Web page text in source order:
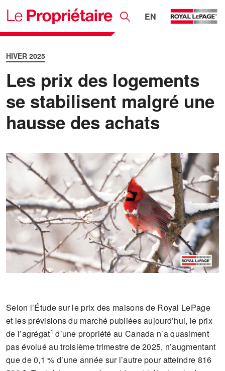
EN
HIVER 2025
Les prix des logements
se stabilisent malgré une
hausse des achats
Selon l’Étude sur le prix des maisons de Royal LePage
et les prévisions du marché publiées aujourd’hui, le prix
de l’agrégat1 d’une propriété au Canada n’a quasiment
pas évolué au troisième trimestre de 2025, n’augmentant
que de 0,1 % d’une année sur l’autre pour atteindre 816